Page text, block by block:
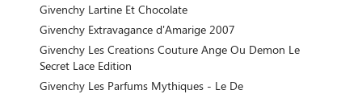
Givenchy Lartine Et Chocolate
Givenchy Extravagance d'Amarige 2007
Givenchy Les Creations Couture Ange Ou Demon Le
Secret Lace Edition
Givenchy Les Parfums Mythiques - Le De